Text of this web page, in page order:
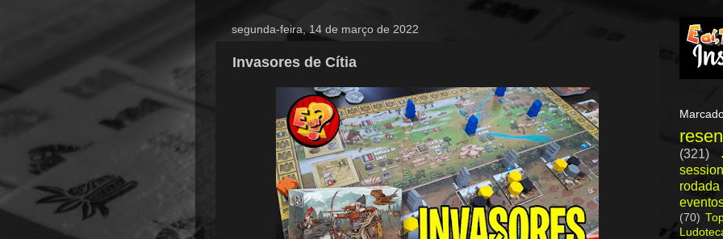
segunda-feira, 14 de março de 2022
Invasores de Cítia
(321)
rodada
(70)